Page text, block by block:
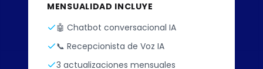
MENSUALIDAD INCLUYE
🤖 Chatbot conversacional IA
📞 Recepcionista de Voz IA
3 actualizaciones mensuales